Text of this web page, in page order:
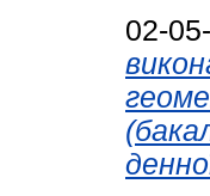
02-